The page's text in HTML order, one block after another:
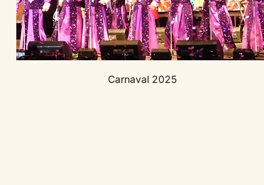
Carnaval 2025